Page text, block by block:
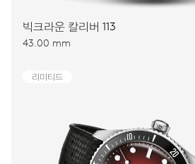
빅크라운 칼리버 113
43.00 mm
리미티드